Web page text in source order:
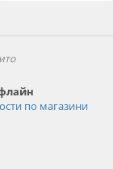
по магазини